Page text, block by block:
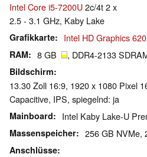
Intel Core i5-7200U2c/4t 2 x
2.5 - 3.1 GHz, Kaby Lake
Grafikkarte Intel HD Graphics 620
RAM 8 GB , DDR4-2133
Bildschirm
13.30 Zoll 16:9, 1920 x 1080 Pixel
Capacitive, IPS, spiegelnd: ja
Mainboard Intel Kaby Lake-U
Massenspeicher 256 GB NVMe,
Anschlüsse